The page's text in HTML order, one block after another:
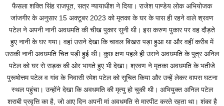
फैसला शक्ति सिंह राजपूत, सत्र न्यायाधीश ने दिया। राजेश पाण्डेय लोक अभियोजक
जांजगीर के अनुसार 15 अक्टूबर 2023 को मृतका के घर के पास ही रहने वाले श्रवण
पटेल ने अपनी नानी अवधमति की चीख पुकार सुनी थी। इस करुण पुकार पर वह दौड़ते
हुए नानी के घर गया। वहां उसने देखा कि चावल बिखरा पड़ा हुआ था और वहीं करीब में
उसकी नानी अवधमति चित पड़ी हुई थी। कुछ क्षण पहले ही उसने अवधमति के पुत्र अनिल
पटेल को घर से सड़क की ओर भागते हुए भी देखा। श्रवण ने मृतका अवधमति के भतीजे
पुरूषोत्तम पटेल व गांव के निवासी रमेश पटेल को सूचित किया और उन्हें लेकर वापस घटना
स्थल पहुंचा। उन्होंने देखा कि अवधमति की मृत्यु हो चुकी थी। अभियुक्त अनिल पटेल
शराबी प्रवृत्ति का है, जो आए दिन अपनी मां अवधमति से मारपीट करते रहता था। शंका है